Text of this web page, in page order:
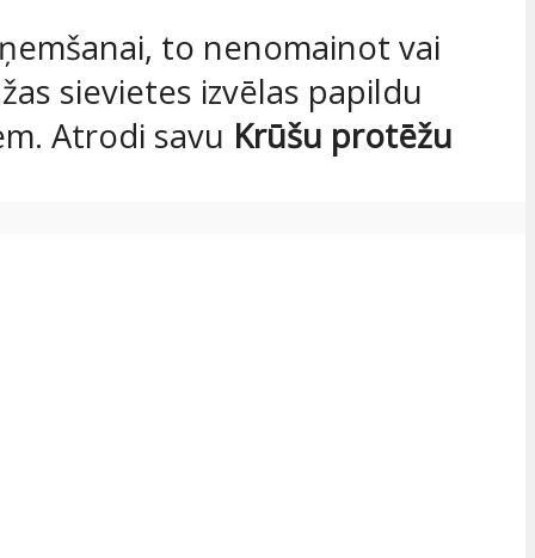
to nenomainot vai
sievietes izvēlas papildu
Atrodi savu Krūšu protēžu